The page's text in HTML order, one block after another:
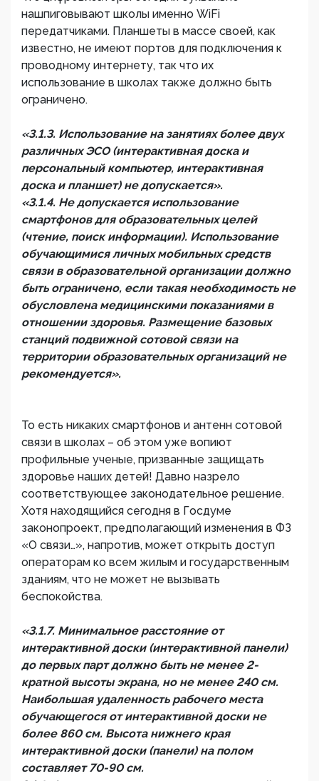
нашпиговывают школы именно WiFi
передатчиками. Планшеты в массе своей, как
известно, не имеют портов для подключения к
проводному интернету, так что их
использование в школах также должно быть
ограничено.
«3.1.3. Использование на занятиях более двух
различных ЭСО (интерактивная доска и
персональный компьютер, интерактивная
доска и планшет) не допускается».
«3.1.4. Не допускается использование
смартфонов для образовательных целей
(чтение, поиск информации). Использование
обучающимися личных мобильных средств
связи в образовательной организации должно
быть ограничено, если такая необходимость не
обусловлена медицинскими показаниями в
отношении здоровья. Размещение базовых
станций подвижной сотовой связи на
территории образовательных организаций не
рекомендуется».
То есть никаких смартфонов и антенн сотовой
связи в школах – об этом уже вопиют
профильные ученые, призванные защищать
здоровье наших детей! Давно назрело
соответствующее законодательное решение.
Хотя находящийся сегодня в Госдуме
законопроект, предполагающий изменения в ФЗ
«О связи…», напротив, может открыть доступ
операторам ко всем жилым и государственным
зданиям, что не может не вызывать
беспокойства.
«3.1.7. Минимальное расстояние от
интерактивной доски (интерактивной панели)
до первых парт должно быть не менее 2-
кратной высоты экрана, но не менее 240 см.
Наибольшая удаленность рабочего места
обучающегося от интерактивной доски не
более 860 см. Высота нижнего края
интерактивной доски (панели) на полом
составляет 70-90 см.